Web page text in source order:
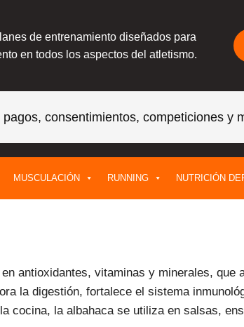
de entrenamiento diseñados para
en todos los aspectos del atletismo.
consentimientos, competiciones y
MUSCULACIÓN RUNNING NUTRICIÓN
antioxidantes, vitaminas y minerales, que
la digestión, fortalece el sistema
cocina, la albahaca se utiliza en salsas,